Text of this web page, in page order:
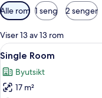
Tilgjengelige
filtre
for
rom
Alle rom 1 seng 2 senger
Viser 13 av 13 rom
Åpne
alle
bildene
av
4
Single Room
Byutsikt
17 m²